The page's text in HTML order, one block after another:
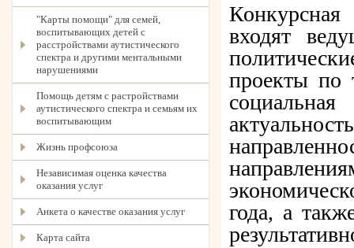
"Карты помощи" для семей,
воспитывающих детей с
расстройствами аутистического
спектра и другими ментальными
нарушениями
Помощь детям с растройствами
аутистического спектра и семьям их
воспитывающим
Жизнь профсоюза
Независимая оценка качества
оказания услуг
Анкета о качестве оказания услуг
Карта сайта
входят
проекты по
года, а